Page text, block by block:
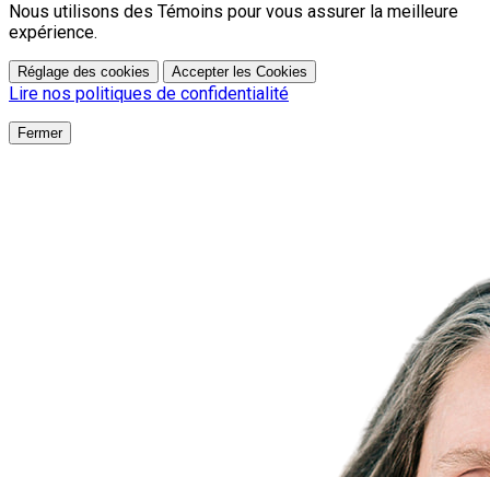
Nous utilisons des Témoins pour vous assurer la meilleure
expérience.
Réglage des cookies Accepter les Cookies
Lire nos politiques de confidentialité
Fermer